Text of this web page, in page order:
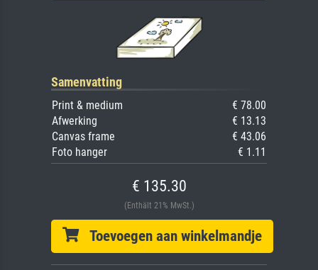
Samenvatting
Print & medium
€ 78.00
Afwerking
€ 13.13
Canvas frame
€ 43.06
Foto hanger
€ 1.11
€ 135.30
(Enthält 21% MwSt.)
Toevoegen aan winkelmandje